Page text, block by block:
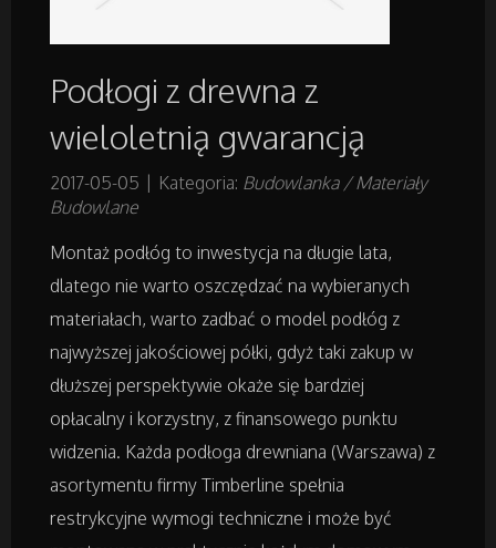
Remonty, Elektryk, Hydraulik
Materiały Budowlane
Drzwi i Okna
Nieruchomości, Działki
Domy, Mieszkania
Badania
Placówki Edukacyjne
Podłogi z drewna z
wieloletnią gwarancją
2017-05-05 Kategoria: Budowlanka / Materiały
Budowlane
Montaż podłóg to inwestycja na długie lata,
dlatego nie warto oszczędzać na wybieranych
materiałach, warto zadbać o model podłóg z
najwyższej jakościowej półki, gdyż taki zakup w
dłuższej perspektywie okaże się bardziej
opłacalny i korzystny, z finansowego punktu
widzenia. Każda podłoga drewniana (Warszawa) z
asortymentu firmy Timberline spełnia
restrykcyjne wymogi techniczne i może być